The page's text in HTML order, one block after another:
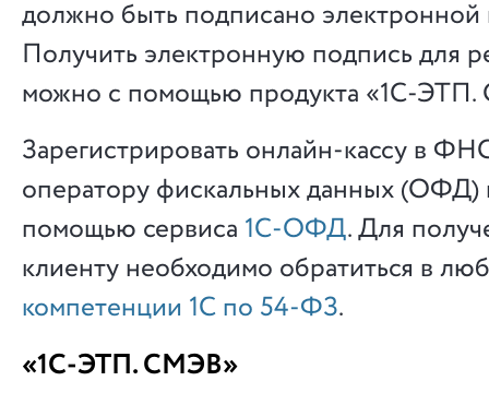
должно быть подписано
Получить электронную подпись для
можно с помощью продукта «1С-
Зарегистрировать онлайн-кассу в
оператору фискальных данных
помощью сервиса 1С-ОФД. Для
клиенту необходимо обратиться в
компетенции 1С по 54-ФЗ.
«1С-ЭТП. СМЭВ»